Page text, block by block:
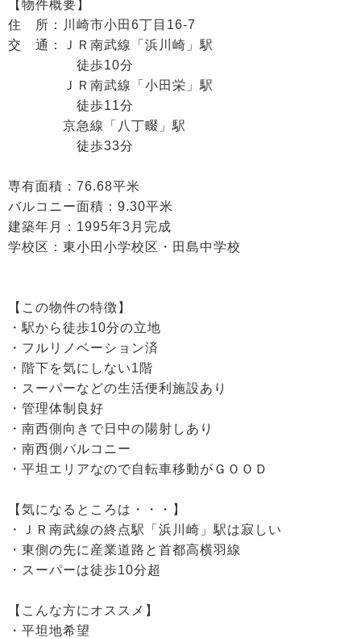
【物件概要】
住 所：川崎市小田6丁目16-7
交 通：ＪＲ南武線「浜川崎」駅
徒歩10分
ＪＲ南武線「小田栄」駅
徒歩11分
京急線「八丁畷」駅
徒歩33分
専有面積：76.68平米
バルコニー面積：9.30平米
建築年月：1995年3月完成
学校区：東小田小学校区・田島中学校
【この物件の特徴】
・駅から徒歩10分の立地
・フルリノベーション済
・階下を気にしない1階
・スーパーなどの生活便利施設あり
・管理体制良好
・南西側向きで日中の陽射しあり
・南西側バルコニー
・平坦エリアなので自転車移動がＧＯＯＤ
【気になるところは・・・】
・ＪＲ南武線の終点駅「浜川崎」駅は寂しい
・東側の先に産業道路と首都高横羽線
・スーパーは徒歩10分超
【こんな方にオススメ】
・平坦地希望